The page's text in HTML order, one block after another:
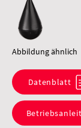
Abbildung ähnlich
Datenblatt